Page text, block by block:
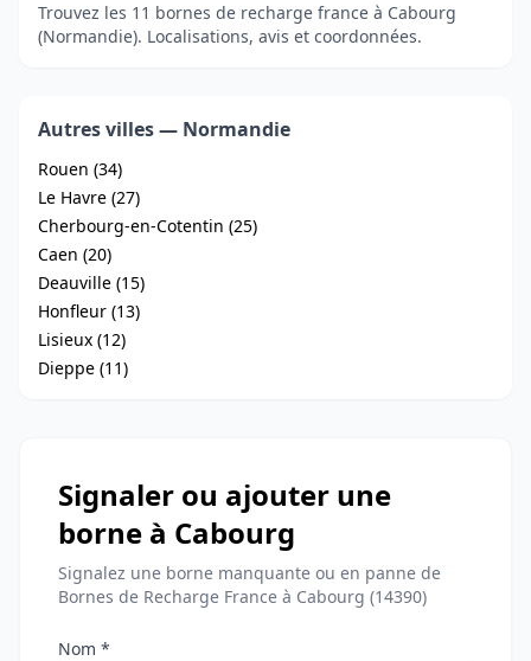
Trouvez les 11 bornes de recharge france à Cabourg
(Normandie). Localisations, avis et coordonnées.
Autres villes — Normandie
Rouen (34)
Le Havre (27)
Cherbourg-en-Cotentin (25)
Caen (20)
Deauville (15)
Honfleur (13)
Lisieux (12)
Dieppe (11)
Signaler ou ajouter une
borne à Cabourg
Signalez une borne manquante ou en panne de
Bornes de Recharge France à Cabourg (14390)
Nom *